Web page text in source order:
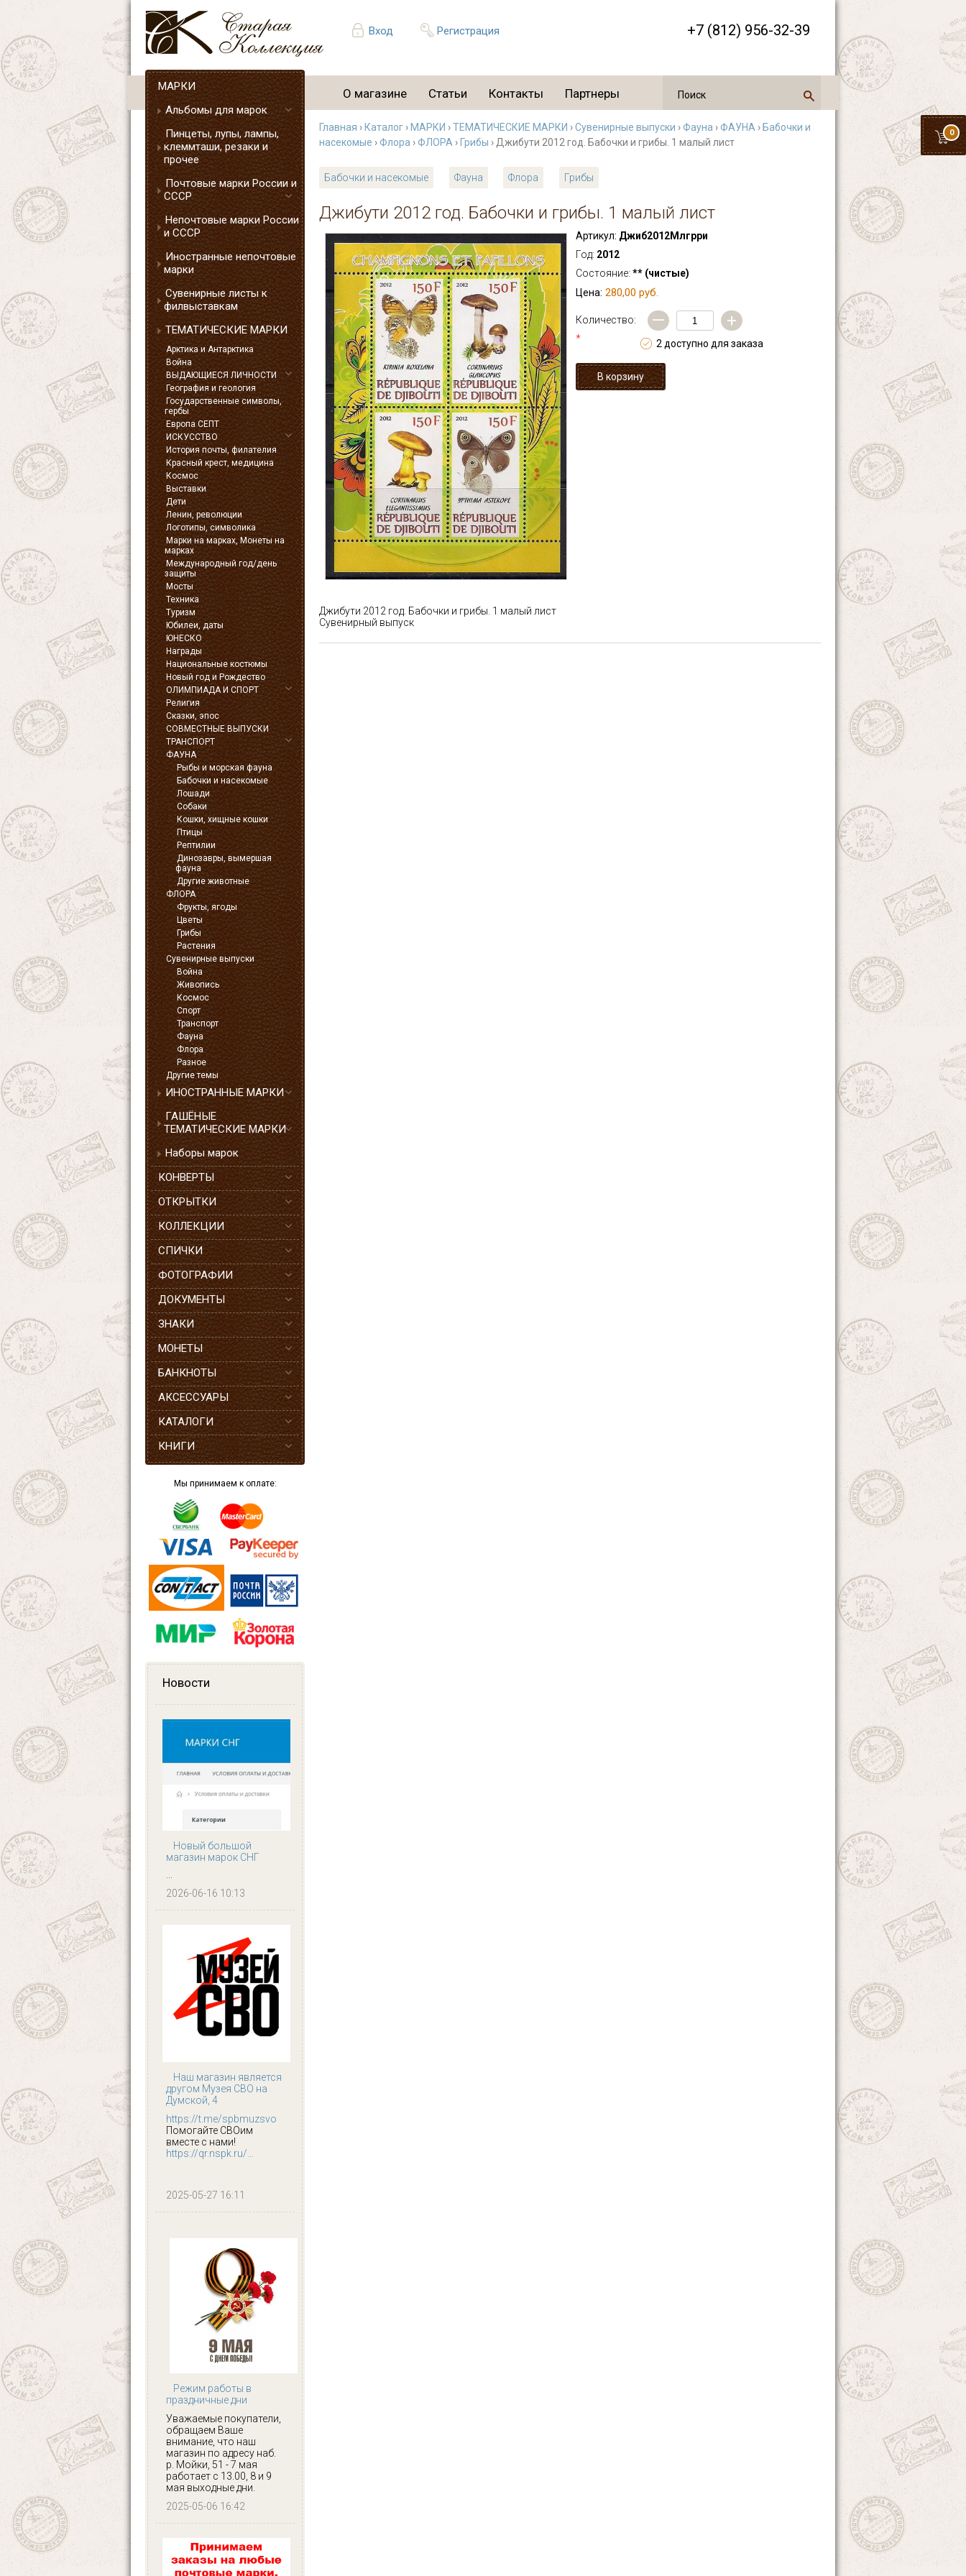
Вход Регистрация +7 (812) 956-32-39
0
О магазине Статьи Контакты Партнеры
МАРКИ
Альбомы для марок
Пинцеты, лупы, лампы,
клеммташи, резаки и
прочее
Почтовые марки России и
СССР
Непочтовые марки России
и СССР
Иностранные непочтовые
марки
Сувенирные листы к
филвыставкам
ТЕМАТИЧЕСКИЕ МАРКИ
Арктика и Антарктика
Война
ВЫДАЮЩИЕСЯ ЛИЧНОСТИ
География и геология
Государственные символы,
гербы
Европа СЕПТ
ИСКУССТВО
История почты, филателия
Красный крест, медицина
Космос
Выставки
Дети
Ленин, революции
Логотипы, символика
Марки на марках, Монеты на
марках
Международный год/день
защиты
Мосты
Техника
Туризм
Юбилеи, даты
ЮНЕСКО
Награды
Национальные костюмы
Новый год и Рождество
ОЛИМПИАДА И СПОРТ
Религия
Сказки, эпос
СОВМЕСТНЫЕ ВЫПУСКИ
ТРАНСПОРТ
ФАУНА
Рыбы и морская фауна
Бабочки и насекомые
Лошади
Собаки
Кошки, хищные кошки
Птицы
Рептилии
Динозавры, вымершая
фауна
Другие животные
ФЛОРА
Фрукты, ягоды
Цветы
Грибы
Растения
Сувенирные выпуски
Война
Живопись
Космос
Спорт
Транспорт
Фауна
Флора
Разное
Другие темы
ИНОСТРАННЫЕ МАРКИ
ГАШЁНЫЕ
ТЕМАТИЧЕСКИЕ МАРКИ
Наборы марок
КОНВЕРТЫ
ОТКРЫТКИ
КОЛЛЕКЦИИ
СПИЧКИ
ФОТОГРАФИИ
ДОКУМЕНТЫ
ЗНАКИ
МОНЕТЫ
БАНКНОТЫ
АКСЕССУАРЫ
КАТАЛОГИ
КНИГИ
Мы принимаем к оплате:
Новости
Новый большой
магазин марок СНГ
...
2026-06-16 10:13
Наш магазин является
другом Музея СВО на
Думской, 4
https://t.me/spbmuzsvo
Помогайте СВОим
вместе с нами!
https://qr.nspk.ru/...
2025-05-27 16:11
Режим работы в
праздничные дни
Уважаемые покупатели,
обращаем Ваше
внимание, что наш
магазин по адресу наб.
р. Мойки, 51 - 7 мая
работает с 13.00, 8 и 9
мая выходные дни.
2025-05-06 16:42
Главная › Каталог › МАРКИ ›ТЕМАТИЧЕСКИЕ МАРКИ ›Сувенирные выпуски ›Фауна ›ФАУНА › Бабочки и
насекомые ›Флора ›ФЛОРА › Грибы › Джибути 2012 год. Бабочки и грибы. 1 малый лист
Бабочки и насекомые Фауна Флора Грибы
Джибути 2012 год. Бабочки и грибы. 1 малый лист
Артикул: Джиб2012Млгрри
Год: 2012
Состояние: ** (чистые)
Цена: 280,00 руб.
Количество:
*
— +
2 доступно для заказа
Джибути 2012 год. Бабочки и грибы. 1 малый лист
Сувенирный выпуск